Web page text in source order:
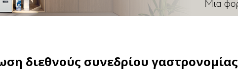
διεθνούς συνεδρίου γαστρονομίας